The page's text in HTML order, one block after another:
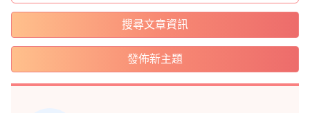
搜尋文章資訊
發佈新主題